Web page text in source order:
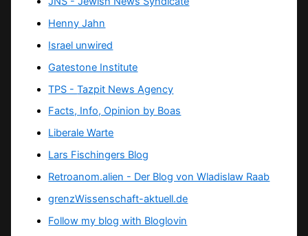
Henny Jahn
Israel unwired
Gatestone Institute
TPS -Tazpit News Agency
Facts, Info, Opinion by Boas
Liberale Warte
Lars Fischingers Blog
Retroanom.alien - Der Blog von Wladislaw Raab
grenzWissenschaft-aktuell.de
Follow my blog with Bloglovin